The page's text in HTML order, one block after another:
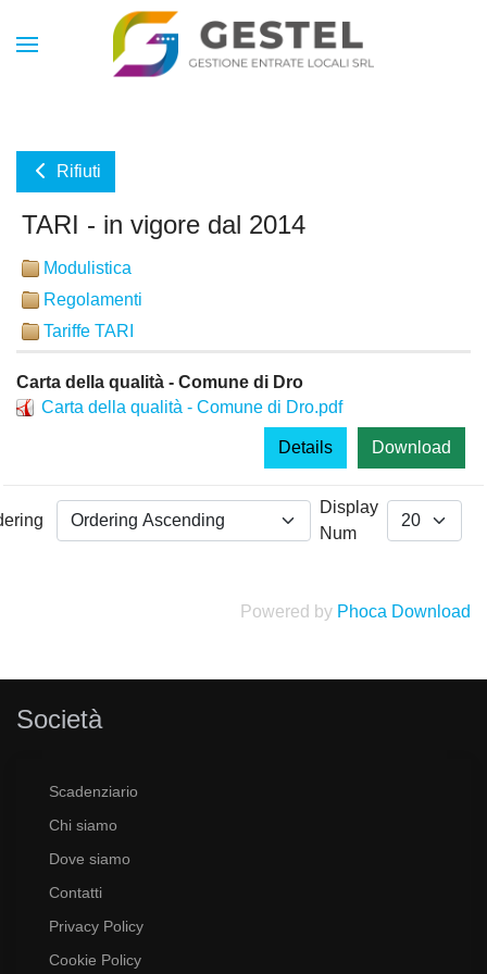
Rifiuti
TARI - in vigore dal 2014
Modulistica
Regolamenti
Tariffe TARI
Carta della qualità - Comune di Dro
Carta della qualità - Comune di Dro.pdf
Download
Details
Display
Num
Powered by Phoca Download
Società
Scadenziario
Chi siamo
Dove siamo
Contatti
Privacy Policy
Cookie Policy